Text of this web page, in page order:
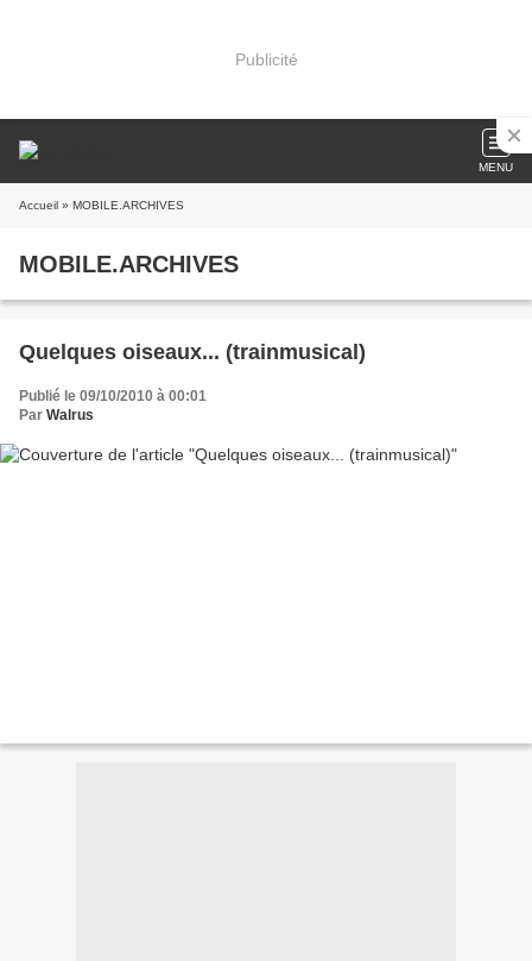
Publicité
MENU
Accueil » MOBILE.ARCHIVES
MOBILE.ARCHIVES
Quelques oiseaux... (trainmusical‏)
Publié le 09/10/2010 à 00:01
Par Walrus